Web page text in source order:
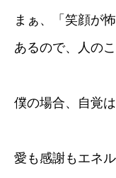
まぁ、「笑顔が
あるので、人の
僕の場合、自覚
愛も感謝もエネ